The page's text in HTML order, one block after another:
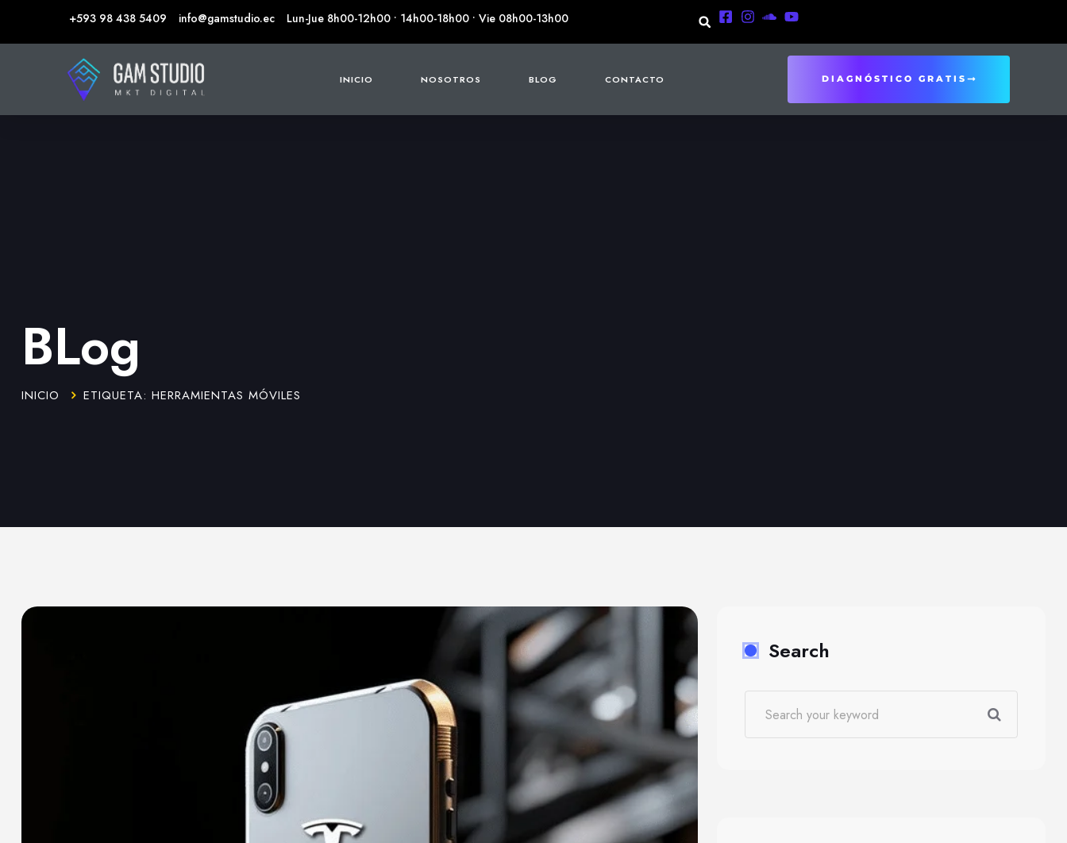
+593 98 438 5409 info@gamstudio.ec Lun-Jue 8h00-12h00 • 14h00-18h00 • Vie 08h00-13h00
INICIO NOSOTROS BLOG CONTACTO DIAGNÓSTICO GRATIS
BLog
INICIO ETIQUETA: HERRAMIENTAS MÓVILES
Search